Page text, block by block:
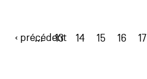
‹ précédent
… 13 14 15 16 17